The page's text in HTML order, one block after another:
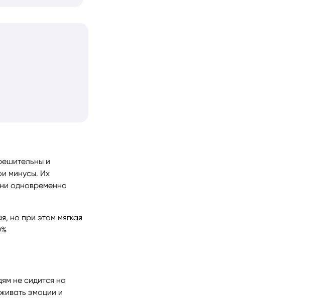
и
минусы. Их
одновременно
но при этом мягкая
не сидится на
эмоции и